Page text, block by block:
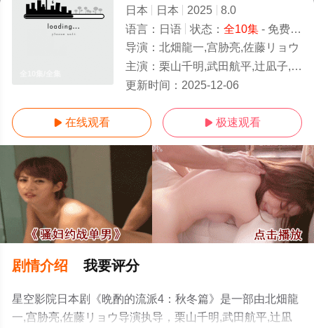
日本 日本 2025
8.0
语言： 日语 状态： 全10集- 免费在线播放
导演： 北畑龍一,宫胁亮,佐藤リョウ
主演： 栗山千明,武田航平,辻凪子,马场裕之,三宅康敏,冈山一,本宫泰风,アキラ100%,大久保佳代子,土屋伸之
更新时间： 2025-12-06
 在线观看  极速观看
剧情介绍 我要评分
星空影院日本剧《晩酌的流派4：秋冬篇》是一部由北畑龍
一,宫胁亮,佐藤リョウ导演执导，栗山千明,武田航平,辻凪